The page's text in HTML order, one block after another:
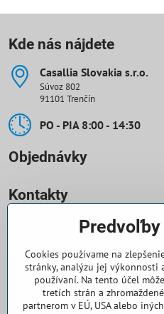
Kde nás nájdete
Casallia Slovakia s​.r​.o​.
Súvoz 802
91101 Trenčín
PO - PIA 8:00 - 14:30
Objednávky
Kontakty
0918 708 070
objednavky​@casallia​.sk
+421 32 7443 844
Cookies používame na
stránky, analýzu jej výkonnosti
používaní. Na tento účel
tretích strán a
partnerom v EÚ, USA alebo